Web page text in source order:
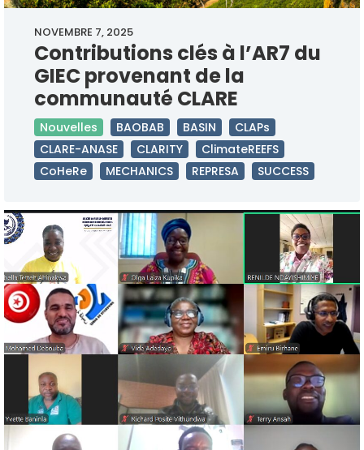
NOVEMBRE 7, 2025
Contributions clés à l’AR7 du
GIEC provenant de la
communauté CLARE
Nouvelles BAOBAB BASIN
CLAPs
CLARE-ANASE
CLARITY
ClimateREEFS
CoHeRe
MECHANICS REPRESA SUCCESS